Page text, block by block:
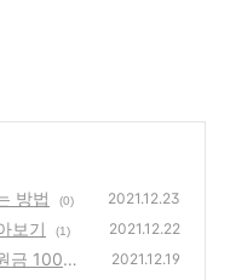
방법 (0) 2021.12.23
보기 (1) 2021.12.22
금 100만
2021.12.19